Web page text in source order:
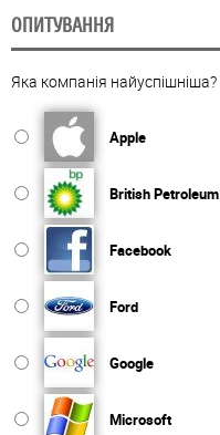
ОПИТУВАННЯ
Яка компанія найуспішніша?
Apple
British Petroleum
Facebook
Ford
Google
Microsoft